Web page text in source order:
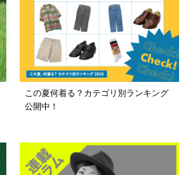
この夏何着る？カテゴリ別ランキング
公開中！